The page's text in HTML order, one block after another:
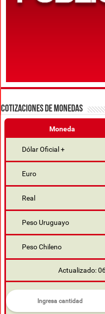
COTIZACIONES DE MONEDAS
Moneda
Dólar Oficial +
Euro
Real
Peso Uruguayo
Peso Chileno
Actualizado: